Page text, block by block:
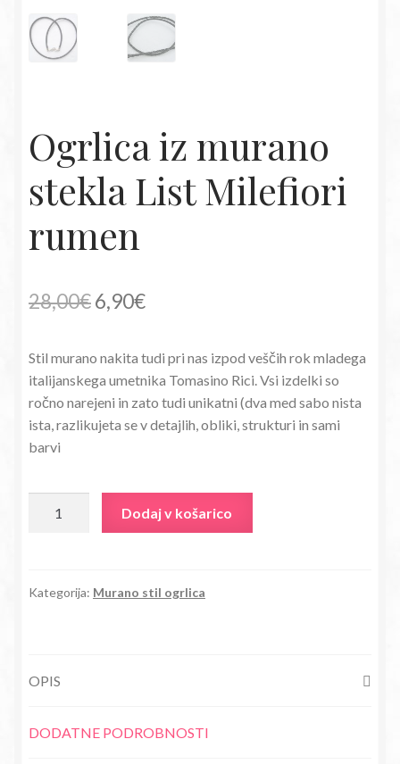
Ogrlica iz murano
stekla List Milefiori
rumen
28,00€Izvirna
je
bila:
28,00€.
6,90€Trenutna
je:
6,90€.
Stil murano nakita tudi pri nas izpod veščih rok mladega
italijanskega umetnika Tomasino Rici. Vsi izdelki so
ročno narejeni in zato tudi unikatni (dva med sabo nista
ista, razlikujeta se v detajlih, obliki, strukturi in sami
barvi
List
Dodaj v košarico
Kategorija: Murano stil ogrlica
OPIS
DODATNE PODROBNOSTI